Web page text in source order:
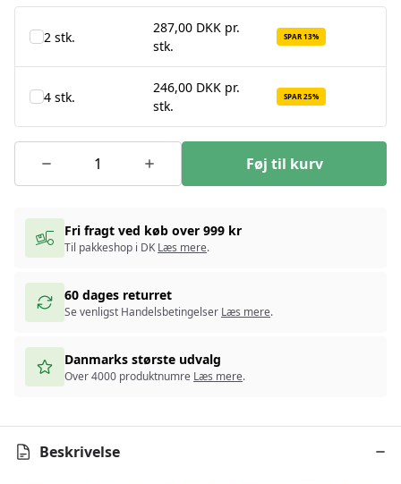
2 stk.
287,00 DKK pr.
stk.
SPAR 13%
4 stk.
246,00 DKK pr.
stk.
SPAR 25%
Føj til kurv
Fri fragt ved køb over 999 kr
Til pakkeshop i DK Læs mere.
60 dages returret
Se venligst Handelsbetingelser Læs mere.
Danmarks største udvalg
Over 4000 produktnumre Læs mere.
Beskrivelse